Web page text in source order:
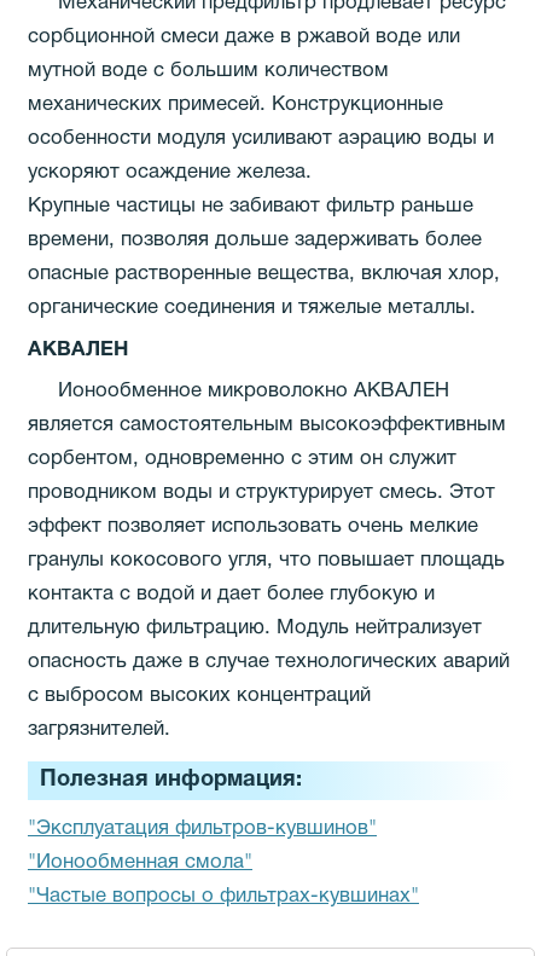
сорбционной смеси даже в ржавой воде или
мутной воде с большим количеством
механических примесей. Конструкционные
особенности модуля усиливают аэрацию воды и
ускоряют осаждение железа.
Крупные частицы не забивают фильтр раньше
времени, позволяя дольше задерживать более
опасные растворенные вещества, включая хлор,
органические соединения и тяжелые металлы.
АКВАЛЕН
Ионообменное микроволокно АКВАЛЕН
является самостоятельным высокоэффективным
сорбентом, одновременно с этим он служит
проводником воды и структурирует смесь. Этот
эффект позволяет использовать очень мелкие
гранулы кокосового угля, что повышает площадь
контакта с водой и дает более глубокую и
длительную фильтрацию. Модуль нейтрализует
опасность даже в случае технологических аварий
с выбросом высоких концентраций
загрязнителей.
Полезная информация:
"Эксплуатация фильтров-кувшинов"
"Ионообменная смола"
"Частые вопросы о фильтрах-кувшинах"